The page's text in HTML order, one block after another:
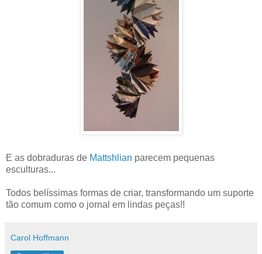
E as dobraduras de Mattshlian parecem pequenas
esculturas...
Todos belíssimas formas de criar, transformando um suporte
tão comum como o jornal em lindas peças!!
Carol Hoffmann